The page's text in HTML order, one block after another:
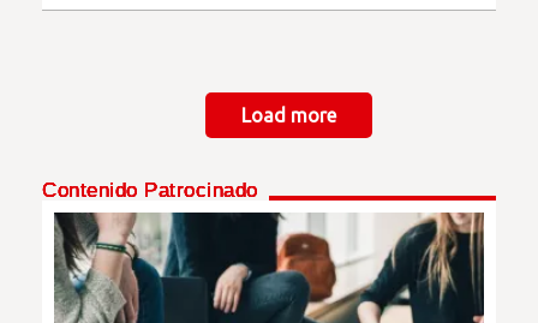
Load more
Contenido Patrocinado